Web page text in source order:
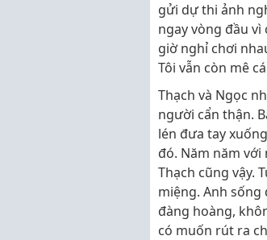
gửi dự thi ảnh
ngay vòng đầu
giờ nghỉ chơi
Tôi vẫn còn mê
Thạch và Ngọc
người cẩn thận.
lén đưa tay
đó. Năm năm
Thạch cũng vậy.
miệng. Anh
đàng hoàng,
có muốn rút ra